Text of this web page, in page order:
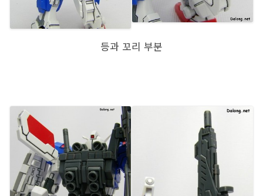
등과 꼬리 부분